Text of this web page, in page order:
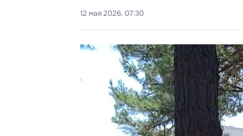
12 мая 2026, 07:30